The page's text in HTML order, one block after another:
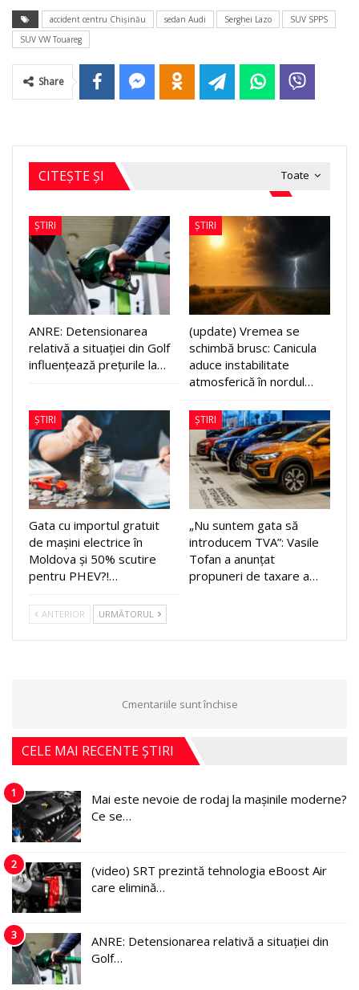
accident centru Chişinău sedan Audi Serghei Lazo
SUV SPPS
SUV VW Touareg
Share
Toate
CITEȘTE ȘI
ȘTIRI
ANRE: Detensionarea
relativă a situației din Golf
influențează prețurile la…
ȘTIRI
(update) Vremea se
schimbă brusc: Canicula
aduce instabilitate
atmosferică în nordul…
ȘTIRI
Gata cu importul gratuit
de mașini electrice în
Moldova și 50% scutire
pentru PHEV?!…
ȘTIRI
„Nu suntem gata să
introducem TVA”: Vasile
Tofan a anunțat
propuneri de taxare a…
ANTERIOR URMĂTORUL
Cmentariile sunt închise
CELE MAI RECENTE ȘTIRI
1
Mai este nevoie de rodaj la mașinile moderne?
Ce se…
2
(video) SRT prezintă tehnologia eBoost Air
care elimină…
3
ANRE: Detensionarea relativă a situației din
Golf…